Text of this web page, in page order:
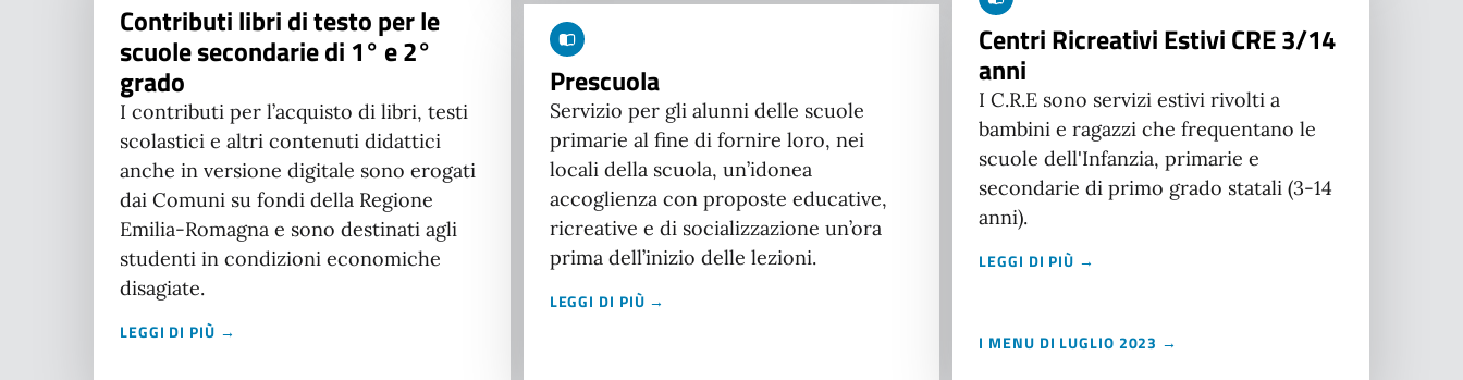
Contributi libri di testo per le
scuole secondarie di 1° e 2°
grado
I contributi per l’acquisto di libri, testi
scolastici e altri contenuti didattici
anche in versione digitale sono erogati
dai Comuni su fondi della Regione
Emilia-Romagna e sono destinati agli
studenti in condizioni economiche
disagiate.
LEGGI DI PIÙ →
Prescuola
Servizio per gli alunni delle scuole
primarie al fine di fornire loro, nei
locali della scuola, un’idonea
accoglienza con proposte educative,
ricreative e di socializzazione un’ora
prima dell’inizio delle lezioni.
LEGGI DI PIÙ →
Centri Ricreativi Estivi CRE 3/14
anni
I C.R.E sono servizi estivi rivolti a
bambini e ragazzi che frequentano le
scuole dell'Infanzia, primarie e
secondarie di primo grado statali (3-14
anni).
LEGGI DI PIÙ →
I MENU DI LUGLIO 2023 →